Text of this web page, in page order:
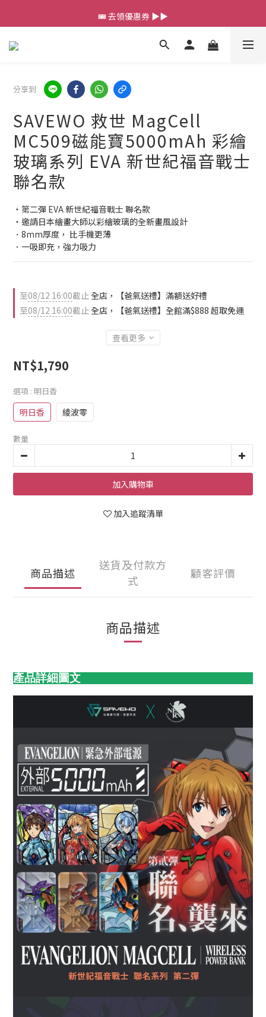
💰新會員送 $88 購物金
🎟️ 去領優惠券 ▶▶
💰新會員送 $88 購物金
分享到
SAVEWO 救世 MagCell
MC509磁能寶5000mAh 彩繪
玻璃系列 EVA 新世紀福音戰士
聯名款
・第二彈 EVA 新世紀福音戰士 聯名款
・邀請日本繪畫大師以彩繪玻璃的全新畫風設計
．8mm厚度， 比手機更薄
．一吸即充，強力吸力
至08/12 16:00截止全店，【爸氣送禮】滿額送好禮
至08/12 16:00截止全店，【爸氣送禮】全館滿$888 超取免運
查看更多
NT$1,790
選項 : 明日香
明日香 綾波零
數量
加入購物車
加入追蹤清單
商品描述
送貨及付款方
式
顧客評價
商品描述
產品詳細圖文